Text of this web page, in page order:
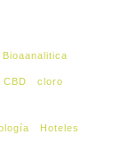
Bioaanalitica
CBD cloro
Hoteles